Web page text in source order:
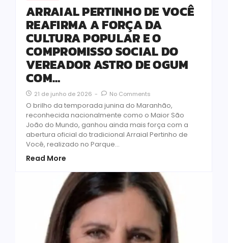
ARRAIAL PERTINHO DE VOCÊ
REAFIRMA A FORÇA DA
CULTURA POPULAR E O
COMPROMISSO SOCIAL DO
VEREADOR ASTRO DE OGUM
COM…
21 de junho de 2026 - No Comments
O brilho da temporada junina do Maranhão,
reconhecida nacionalmente como o Maior São
João do Mundo, ganhou ainda mais força com a
abertura oficial do tradicional Arraial Pertinho de
Você, realizado no Parque...
Read More